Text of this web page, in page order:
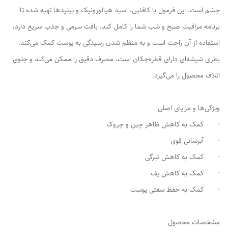
چشم است. این فرمول با کافئین، اسید هیالورونیک و پپتیدها تهیه شده تا
برنامه مراقبت صبح و شب شما را کامل کند. بافت سرمی و جذب سریع دارد،
استفاده از آن راحت است و به منظم شدن رسیدگی به پوست کمک می‌کند.
بطری شیشه‌ای دارای قطره‌چکان است، مصرف دقیق را ممکن می‌کند و جلوی
اتلاف محصول را می‌گیرد.
ویژگی‌ها و مزایای اصلی
· کمک به کاهش ظاهر چین و چروک
· آبرسانی قوی
· کمک به کاهش تیرگی
· کمک به کاهش پف
· کمک به حفظ سفتی پوست
مشخصات محصول